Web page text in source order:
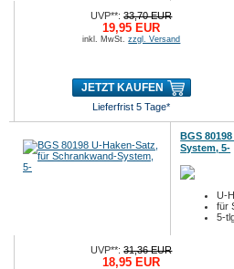
UVP**:33,70 EUR
19,95 EUR
inkl. MwSt.zzgl. Versand
JETZT KAUFEN
Lieferfrist 5 Tage*
BGS
System, 5-
U-
für
5-
UVP**:31,36 EUR
18,95 EUR